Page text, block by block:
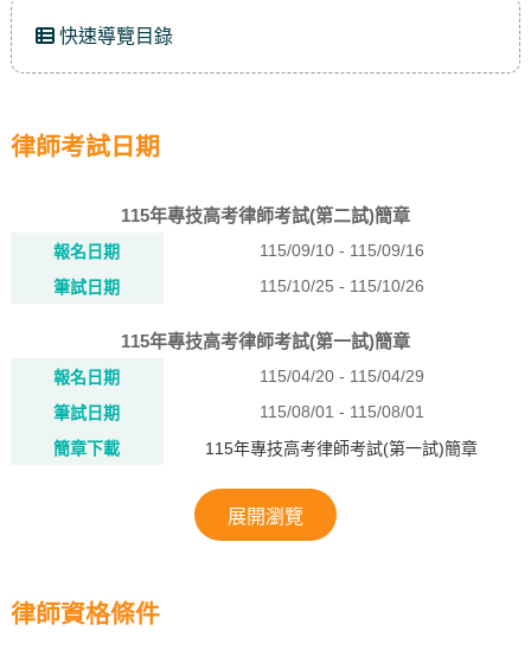
快速導覽目錄
律師考試日期
115年專技高考律師考試(第二試)簡章
報名日期
115/09/10 - 115/09/16
筆試日期
115/10/25 - 115/10/26
115年專技高考律師考試(第一試)簡章
報名日期
115/04/20 - 115/04/29
筆試日期
115/08/01 - 115/08/01
簡章下載
115年專技高考律師考試(第一試)簡章
展開瀏覽
律師資格條件